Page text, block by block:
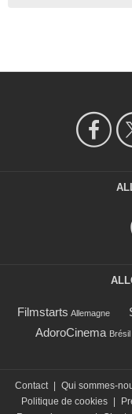
Filmstarts Allemagne
AdoroCinema Brésil
Contact Qui sommes-
Politique de cookies